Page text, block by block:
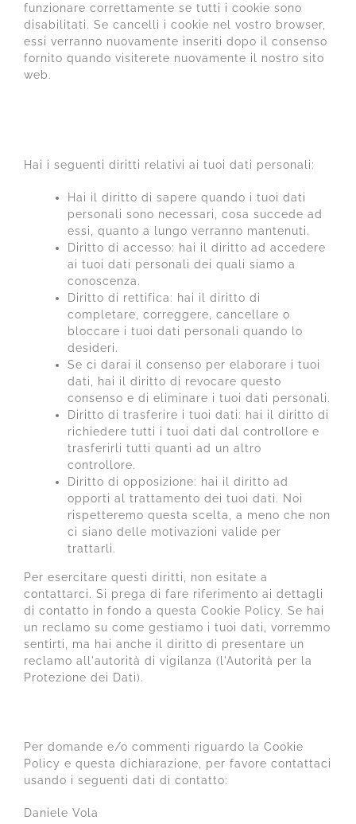
funzionare correttamente se tutti i cookie sono
disabilitati. Se cancelli i cookie nel vostro browser,
essi verranno nuovamente inseriti dopo il consenso
fornito quando visiterete nuovamente il nostro sito
web.
Hai i seguenti diritti relativi ai tuoi dati personali:
Hai il diritto di sapere quando i tuoi dati
personali sono necessari, cosa succede ad
essi, quanto a lungo verranno mantenuti.
Diritto di accesso: hai il diritto ad accedere
ai tuoi dati personali dei quali siamo a
conoscenza.
Diritto di rettifica: hai il diritto di
completare, correggere, cancellare o
bloccare i tuoi dati personali quando lo
desideri.
Se ci darai il consenso per elaborare i tuoi
dati, hai il diritto di revocare questo
consenso e di eliminare i tuoi dati personali.
Diritto di trasferire i tuoi dati: hai il diritto di
richiedere tutti i tuoi dati dal controllore e
trasferirli tutti quanti ad un altro
controllore.
Diritto di opposizione: hai il diritto ad
opporti al trattamento dei tuoi dati. Noi
rispetteremo questa scelta, a meno che non
ci siano delle motivazioni valide per
trattarli.
Per esercitare questi diritti, non esitate a
contattarci. Si prega di fare riferimento ai dettagli
di contatto in fondo a questa Cookie Policy. Se hai
un reclamo su come gestiamo i tuoi dati, vorremmo
sentirti, ma hai anche il diritto di presentare un
reclamo all'autorità di vigilanza (l'Autorità per la
Protezione dei Dati).
Per domande e/o commenti riguardo la Cookie
Policy e questa dichiarazione, per favore contattaci
usando i seguenti dati di contatto:
Daniele Vola